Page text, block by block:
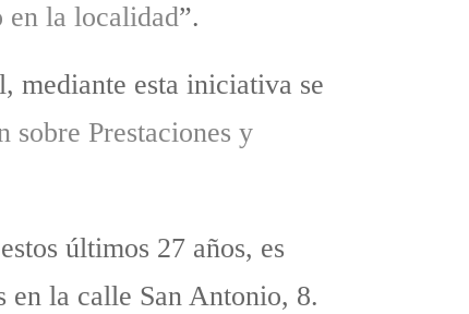
en la localidad”.
mediante esta iniciativa se
sobre Prestaciones y
últimos 27 años, es
en la calle San Antonio, 8.